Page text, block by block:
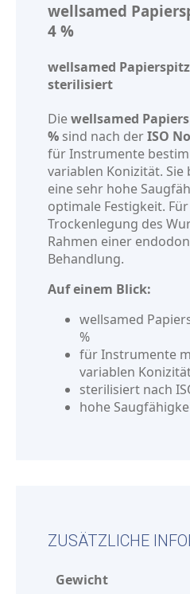
wellsamed
4 %
wellsamed
sterilisiert
Diewellsamed
% sind nach derISO
für Instrumente
variablen Konizität. Sie
eine sehr hohe
optimale Festigkeit.
Trockenlegung des
Rahmen einer
Behandlung.
Auf einem Blick:
wellsamed
%
für Instrumente
variablen
sterilisiert nach
hohe
ZUSÄTZLICHE
Gewicht